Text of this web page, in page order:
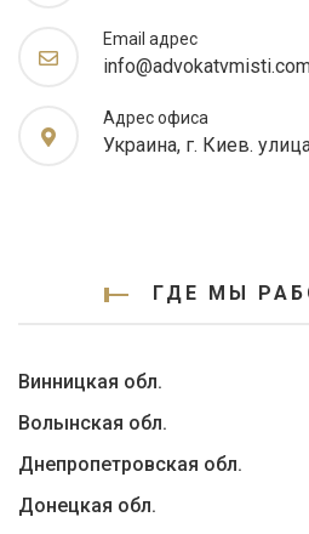
Email адрес
Адрес офиса
Украина, г. Киев.
ГДЕ МЫ
Винницкая обл.
Волынская обл.
Днепропетровская обл.
Донецкая обл.